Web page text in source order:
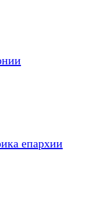
епархии